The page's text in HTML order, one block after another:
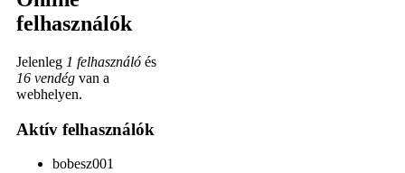
felhasználók
Jelenleg 1 felhasználó és
16 vendég van a
webhelyen.
Aktív felhasználók
bobesz001